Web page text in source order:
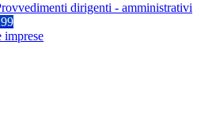
dirigenti - amministrativi